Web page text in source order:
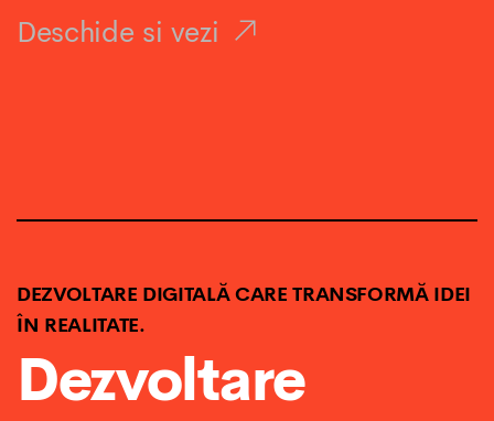
Deschide si vezi
DEZVOLTARE DIGITALĂ CARE TRANSFORMĂ IDEI
ÎN REALITATE.
Dezvoltare